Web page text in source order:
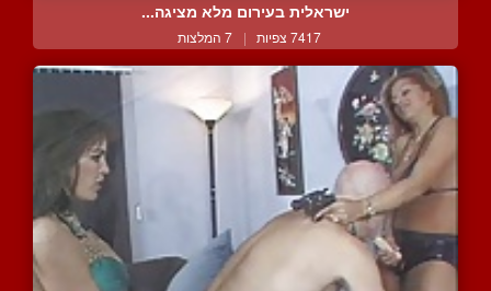
ישראלית בעירום מלא מציגה...
7417 צפיות | 7 המלצות